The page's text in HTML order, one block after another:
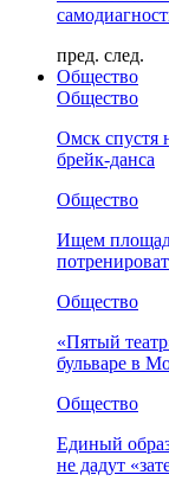
пред. след.
Общество
Общество
Омск спустя
брейк-данса
Общество
Ищем
Общество
«Пятый
бульваре в
Общество
Единый
не дадут